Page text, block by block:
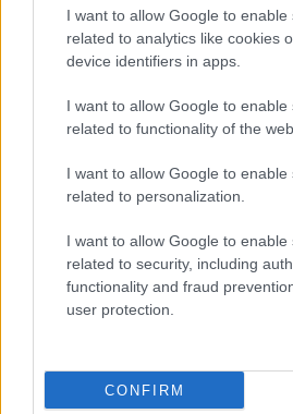
I want to allow Google to enable
related to analytics like cookies
device identifiers in apps.
I want to allow Google to enable
related to functionality of the
I want to allow Google to enable
related to personalization.
I want to allow Google to enable
related to security, including
functionality and fraud
user protection.
CONFIRM
Egy gondolat,
érdemes
Egyszer mindenki a másik oldalra
A kérdés nem csak az, hogy
számít, hogyan emlékeznek.
Végül legtovább az marad meg,
Hasznos